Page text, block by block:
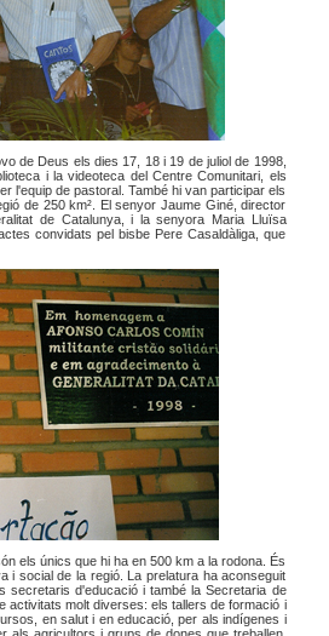
de Deus els dies 17, 18 i 19 de juliol de 1998,
i la videoteca del Centre Comunitari, els
l'equip de pastoral. També hi van participar els
de 250 km². El senyor Jaume Giné, director
de Catalunya, i la senyora Maria Lluïsa
convidats pel bisbe Pere Casaldàliga, que
els únics que hi ha en 500 km a la rodona. És
i social de la regió. La prelatura ha aconseguit
secretaris d'educació i també la Secretaria de
activitats molt diverses: els tallers de formació i
en salut i en educació, per als indígenes i